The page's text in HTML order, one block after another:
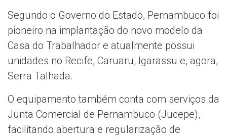
Segundo o Governo do Estado, Pernambuco foi
pioneiro na implantação do novo modelo da
Casa do Trabalhador e atualmente possui
unidades no Recife, Caruaru, Igarassu e, agora,
Serra Talhada.
O equipamento também conta com serviços da
Junta Comercial de Pernambuco (Jucepe),
facilitando abertura e regularização de